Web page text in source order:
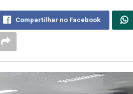
Compartilhar no Facebook